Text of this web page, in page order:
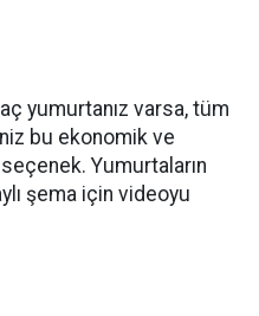
yumurtanız varsa, tüm
bu ekonomik ve
Yumurtaların
şema için videoyu